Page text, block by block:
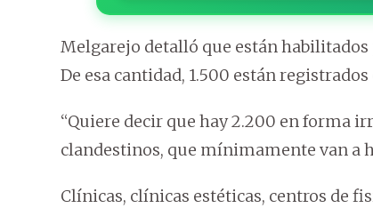
Melgarejo detalló que están
De esa cantidad, 1.500 están
“Quiere decir que hay 2.200 en forma
clandestinos, que mínimamente van a
Clínicas, clínicas estéticas, centros de